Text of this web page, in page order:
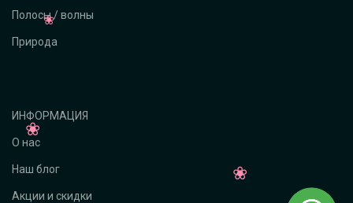
Полосы / волны
Природа
ИНФОРМАЦИЯ
О нас
Наш блог
Акции и скидки